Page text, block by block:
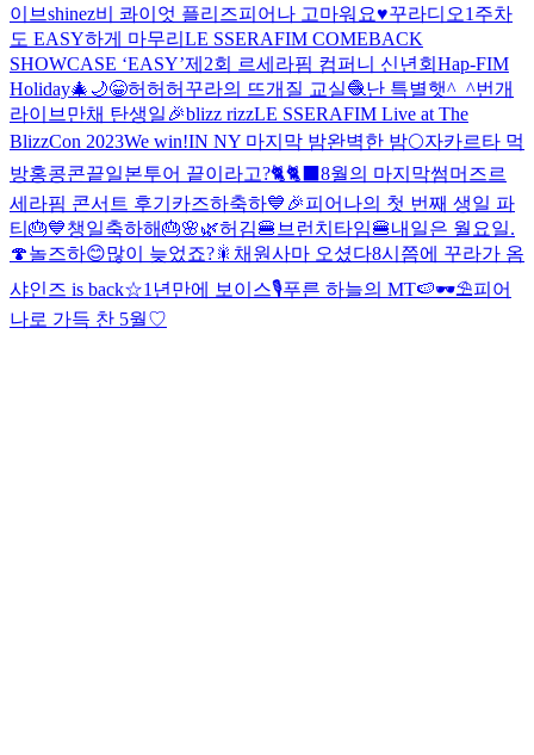
이브shinez비 콰이엇 플리즈피어나 고마워요♥️꾸라디오1주차
도 EASY하게 마무리 LE SSERAFIM COMEBACK
SHOWCASE ‘EASY’제2회 르세라핌 컴퍼니 신년회 Hap-FIM
Holiday🎄🌙😁허허허 꾸라의 뜨개질 교실🧶난 특별햇^_^번개
라이브 만채 탄생일🎉blizz rizzLE SSERAFIM Live at The
BlizzCon 2023We win!IN NY 마지막 밤완벽한 밤🌕자카르타 먹
방홍콩콘끝일본투어 끝이라고?🐈🐈‍⬛ 8월의 마지막썸머즈르
세라핌 콘서트 후기 카즈하축하💙🎉피어나의 첫 번째 생일 파
티🎂💙챙일축하해🎂🌸🌿허김🍔브런치타임🍔내일은 월요일.
🍄놀즈하😊많이 늦었죠?🎇 채원사마 오셨다8시쯤에 꾸라가 옴
샤인즈 is back☆1년만에 보이스🎙푸른 하늘의 MT🍉🕶️⛱️피어
나로 가득 찬 5월♡